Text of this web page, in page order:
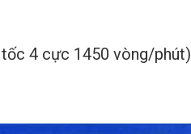
4 cực 1450 vòng/phút)